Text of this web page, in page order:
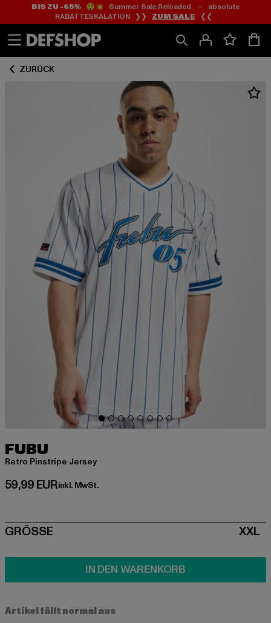
Zum
Inhalt
springen
Zum
Fußzeile
springen
BIS ZU -65%😲💥 Summer Sale Reloaded — absolute
RABATTESKALATION ❯❯ ZUM SALE ❮❮
ZURÜCK
FUBU
Retro Pinstripe Jersey
59,99 EUR
Derzeitiger Preis: 59,99 EUR
inkl. MwSt.
SIZE
GRÖSSE XXL
IN DEN WARENKORB
Artikel fällt normal aus